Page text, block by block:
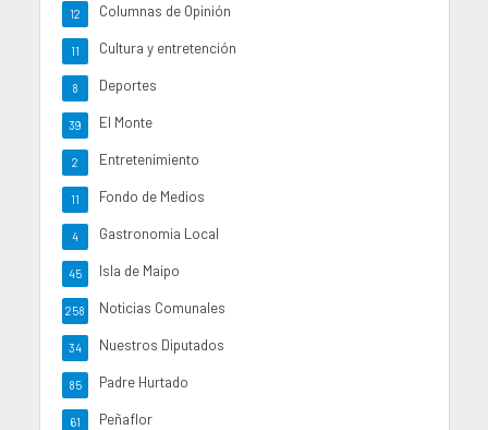
Columnas de Opinión
12
Cultura y entretención
11
Deportes
8
El Monte
39
Entretenimiento
2
Fondo de Medios
11
Gastronomia Local
4
Isla de Maipo
45
Noticias Comunales
258
Nuestros Diputados
34
Padre Hurtado
85
Peñaflor
61